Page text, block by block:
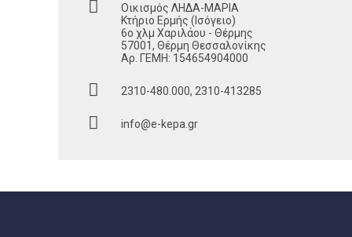
Οικισμός ΛΗΔΑ-ΜΑΡΙΑ
Κτήριο Ερμής (Ισόγειο)
6ο χλμ Χαριλάου - Θέρμης
57001, Θέρμη Θεσσαλονίκης
Αρ. ΓΕΜΗ: 154654904000
2310-480.000, 2310-413285
info@e-kepa.gr